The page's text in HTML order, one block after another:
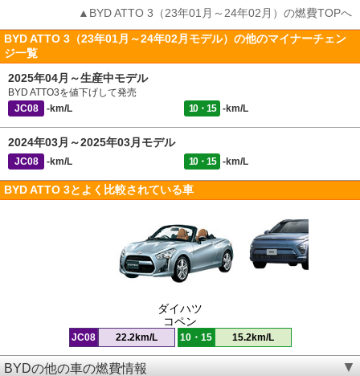
▲BYD ATTO 3（23年01月～24年02月）の燃費TOPへ
BYD ATTO 3（23年01月～24年02月モデル）の他のマイナーチェン
ジ一覧
2025年04月～生産中モデル
BYD ATTO3を値下げして発売
JC08
-km/L 10・15 -km/L
2024年03月～2025年03月モデル
JC08 -km/L 10・15 -km/L
BYD ATTO 3とよく比較されている車
ダイハツ
コペン
JC08 22.2km/L 10・15 15.2km/L
BYDの他の車の燃費情報